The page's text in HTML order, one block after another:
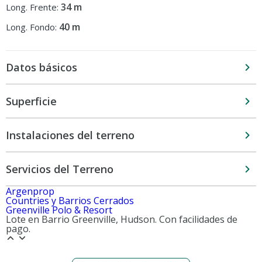
Long. Frente: 34 m
Long. Fondo: 40 m
Datos básicos
Superficie
Instalaciones del terreno
Servicios del Terreno
Argenprop
Countries y Barrios Cerrados
Greenville Polo & Resort
Lote en Barrio Greenville, Hudson. Con facilidades de
pago.